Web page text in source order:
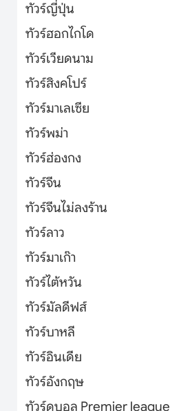
ทัวร์ญี่ปุ่น
ทัวร์ฮอกไกโด
ทัวร์เวียดนาม
ทัวร์สิงคโปร์
ทัวร์มาเลเซีย
ทัวร์พม่า
ทัวร์ฮ่องกง
ทัวร์จีน
ทัวร์จีนไม่ลงร้าน
ทัวร์ลาว
ทัวร์มาเก๊า
ทัวร์ไต้หวัน
ทัวร์มัลดีฟส์
ทัวร์บาหลี
ทัวร์อินเดีย
ทัวร์อังกฤษ
ทัวร์ดูบอล Premier league